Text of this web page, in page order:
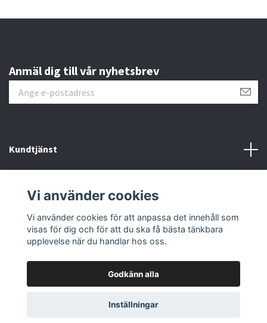
Anmäl dig till vår nyhetsbrev
Kundtjänst
Sociala medier
© 2026 FmotoPowered by Quickbutik
Vi använder cookies
Vi använder cookies för att anpassa det innehåll som
visas för dig och för att du ska få bästa tänkbara
upplevelse när du handlar hos oss.
Godkänn alla
Inställningar